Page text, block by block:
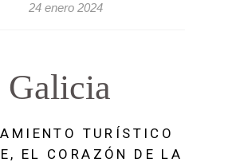
24 enero 2024
Galicia
TURÍSTICO
EL CORAZÓN DE LA